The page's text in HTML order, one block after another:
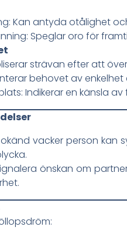
Kan antyda otålighet
Speglar oro för
strävan efter att
behovet av enkelhet
Indikerar en känsla
vacker person kan
önskan om